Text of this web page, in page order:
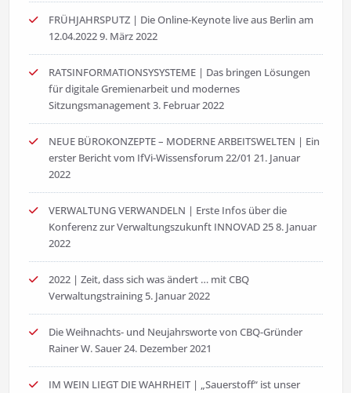
FRÜHJAHRSPUTZ | Die Online-Keynote live aus Berlin am
12.04.20229. März 2022
RATSINFORMATIONSYSYSTEME | Das bringen Lösungen
für digitale Gremienarbeit und modernes
Sitzungsmanagement3. Februar 2022
NEUE BÜROKONZEPTE – MODERNE ARBEITSWELTEN | Ein
erster Bericht vom IfVi-Wissensforum 22/01 21. Januar
2022
VERWALTUNG VERWANDELN | Erste Infos über die
Konferenz zur Verwaltungszukunft INNOVAD 258. Januar
2022
2022 | Zeit, dass sich was ändert … mit CBQ
Verwaltungstraining 5. Januar 2022
Die Weihnachts- und Neujahrsworte von CBQ-Gründer
Rainer W. Sauer24. Dezember 2021
IM WEIN LIEGT DIE WAHRHEIT | „Sauerstoff“ ist unser